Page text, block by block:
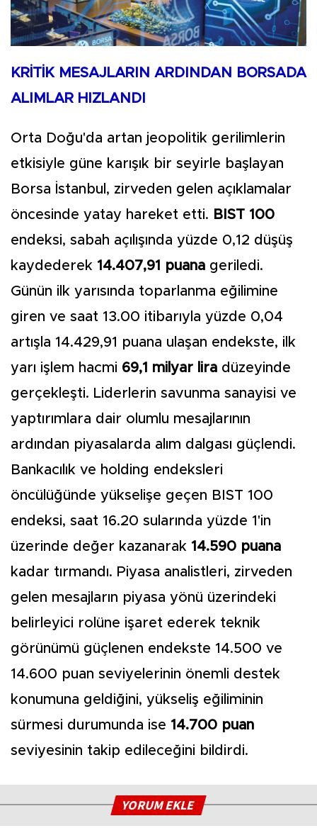
KRİTİK MESAJLARIN ARDINDAN BORSADA
ALIMLAR HIZLANDI
Orta Doğu'da artan jeopolitik gerilimlerin
etkisiyle güne karışık bir seyirle başlayan
Borsa İstanbul, zirveden gelen açıklamalar
öncesinde yatay hareket etti. BIST 100
endeksi, sabah açılışında yüzde 0,12 düşüş
kaydederek 14.407,91 puana geriledi.
Günün ilk yarısında toparlanma eğilimine
giren ve saat 13.00 itibarıyla yüzde 0,04
artışla 14.429,91 puana ulaşan endekste, ilk
yarı işlem hacmi 69,1 milyar lira düzeyinde
gerçekleşti. Liderlerin savunma sanayisi ve
yaptırımlara dair olumlu mesajlarının
ardından piyasalarda alım dalgası güçlendi.
Bankacılık ve holding endeksleri
öncülüğünde yükselişe geçen BIST 100
endeksi, saat 16.20 sularında yüzde 1'in
üzerinde değer kazanarak 14.590 puana
kadar tırmandı. Piyasa analistleri, zirveden
gelen mesajların piyasa yönü üzerindeki
belirleyici rolüne işaret ederek teknik
görünümü güçlenen endekste 14.500 ve
14.600 puan seviyelerinin önemli destek
konumuna geldiğini, yükseliş eğiliminin
sürmesi durumunda ise 14.700 puan
seviyesinin takip edileceğini bildirdi.
YORUM EKLE